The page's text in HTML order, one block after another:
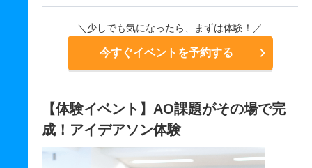
＼少しでも気になったら、まずは体験！／
今すぐイベントを予約する
【体験イベント】AO課題がその場で完
成！アイデアソン体験